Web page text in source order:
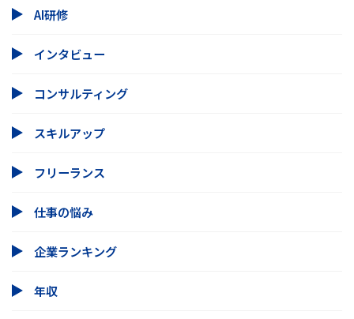
AI研修
インタビュー
コンサルティング
スキルアップ
フリーランス
仕事の悩み
企業ランキング
年収